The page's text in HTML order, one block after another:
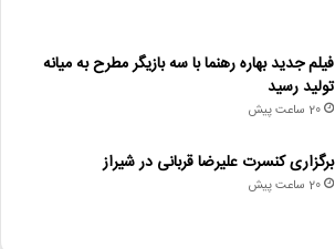
فیلم جدید بهاره رهنما با سه بازیگر مطرح به میانه
تولید رسید
20 ساعت پیش
برگزاری کنسرت علیرضا قربانی در شیراز
20 ساعت پیش